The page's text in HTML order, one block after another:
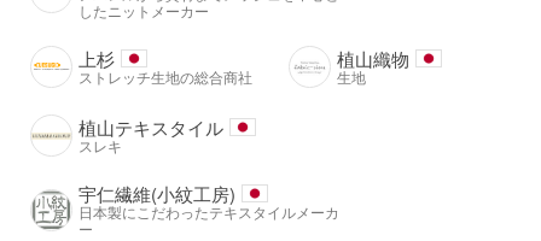
したニットメーカー
上杉
ストレッチ生地の総合商社
植山織物
生地
植山テキスタイル
スレキ
宇仁繊維(小紋工房)
日本製にこだわったテキスタイルメーカ
ー